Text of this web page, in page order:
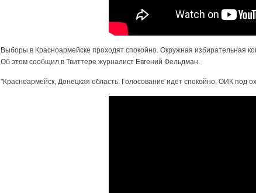
Выборы в Красноармейске проходят спокойно. Окружная избирательная
Об этом сообщил в Твиттере журналист Евгений Фельдман.
"Красноармейск, Донецкая область. Голосование идет спокойно, ОИК под